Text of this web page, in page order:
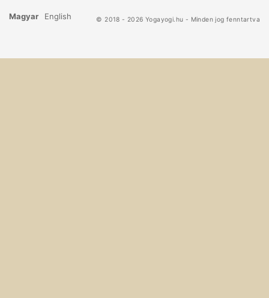
Magyar English © 2018 - 2026 Yogayogi.hu - Minden jog fenntartva